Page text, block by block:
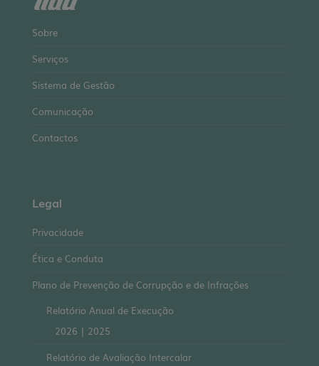
Sobre
Serviços
Sistema de Gestão
Comunicação
Contactos
Legal
Privacidade
Ética e Conduta
Plano de Prevenção de Corrupção e de Infrações
Relatório Anual de Execução
2026 | 2025
Relatório de Avaliação Intercalar